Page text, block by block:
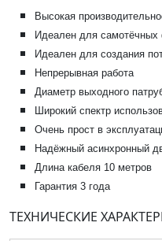
Высокая
Идеален для самотёчных
Идеален для создания
Непрерывная работа
Диаметр выходного
Широкий спектр
Очень прост в
Надёжный асинхронный
Длина кабеля 10 метров
Гарантия 3 года
ТЕХНИЧЕСКИЕ